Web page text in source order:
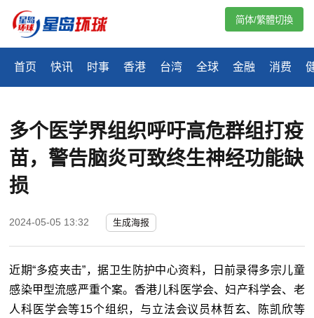
首页 快讯 时事 香港 台湾 全球 金融 消费
简体/繁體切換
多个医学界组织呼吁高危群组打疫
苗，警告脑炎可致终生神经功能缺
损
2024-05-05 13:32 生成海报
近期“多疫夹击”，据卫生防护中心资料，日前录得多宗儿童
感染甲型流感严重个案。香港儿科医学会、妇产科学会、老
人科医学会等15个组织，与立法会议员林哲玄、陈凯欣等